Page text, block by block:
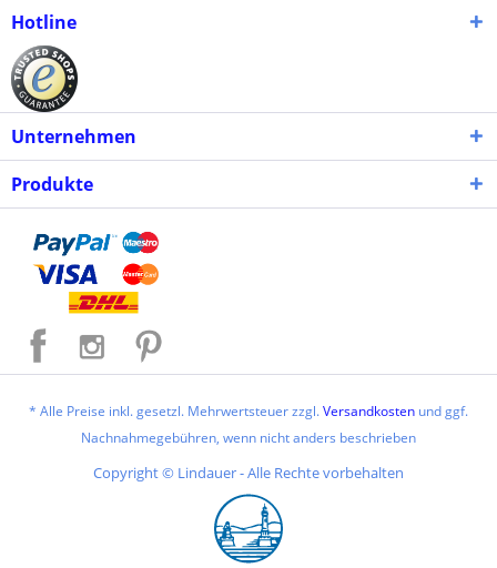
Hotline
Unternehmen
Produkte
* Alle Preise inkl. gesetzl. Mehrwertsteuer zzgl.Versandkosten und ggf.
Nachnahmegebühren, wenn nicht anders beschrieben
Copyright © Lindauer - Alle Rechte vorbehalten